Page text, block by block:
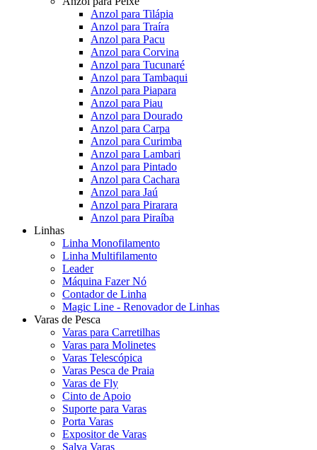
Anzol para Tilápia
Anzol para Traíra
Anzol para Pacu
Anzol para Corvina
Anzol para Tucunaré
Anzol para Tambaqui
Anzol para Piapara
Anzol para Piau
Anzol para Dourado
Anzol para Carpa
Anzol para Curimba
Anzol para Lambari
Anzol para Pintado
Anzol para Cachara
Anzol para Jaú
Anzol para Pirarara
Anzol para Piraíba
Linhas
Linha Monofilamento
Linha Multifilamento
Leader
Máquina Fazer Nó
Contador de Linha
Magic Line - Renovador de Linhas
Varas de Pesca
Varas para Carretilhas
Varas para Molinetes
Varas Telescópica
Varas Pesca de Praia
Varas de Fly
Cinto de Apoio
Suporte para Varas
Porta Varas
Expositor de Varas
Salva Varas